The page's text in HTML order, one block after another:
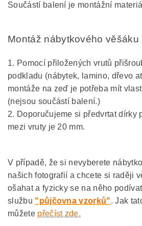
Součástí balení je montážní
Montáž nábytkového věšáku
1. Pomocí přiložených vrutů
podkladu (nábytek, lamino, dřevo
montáže na zeď je potřeba mít
(nejsou součástí balení.)
2. Doporučujeme si předvrtat dírky
mezi vruty je 20 mm.
V případě, že si nevyberete
našich fotografií a chcete si raději
ošahat a fyzicky se na něho
službu "půjčovna vzorků". Jak
můžete přečíst zde.